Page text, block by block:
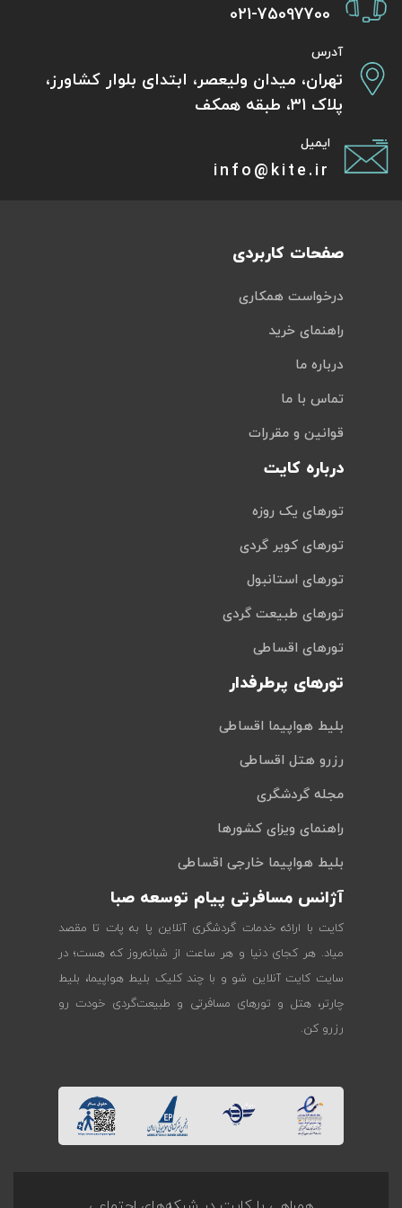
021-75097700
آدرس
تهران، میدان ولیعصر، ابتدای بلوار کشاورز،
پلاک 31، طبقه همکف
ایمیل
info@kite.ir
صفحات کاربردی
درخواست همکاری
راهنمای خرید
درباره ما
تماس با ما
قوانین و مقررات
درباره کایت
تورهای یک روزه
تورهای کویر گردی
تورهای استانبول
تورهای طبیعت گردی
تورهای اقساطی
تورهای پرطرفدار
بلیط هواپیما اقساطی
رزرو هتل اقساطی
مجله گردشگری
راهنمای ویزای کشورها
بلیط هواپیما خارجی اقساطی
آژانس مسافرتی پیام توسعه صبا
کایت با ارائه خدمات گردشگری آنلاین پا به پات تا مقصد
میاد. هر کجای دنیا و هر ساعت از شبانه‌روز که هست؛ در
سایت کایت آنلاین شو و با چند کلیک بلیط هواپیما، بلیط
چارتر، هتل و تورهای مسافرتی و طبیعت‌گردی خودت رو
رزرو کن.